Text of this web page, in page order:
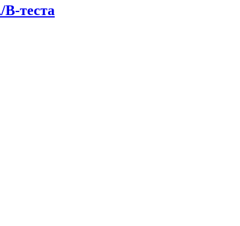
теста